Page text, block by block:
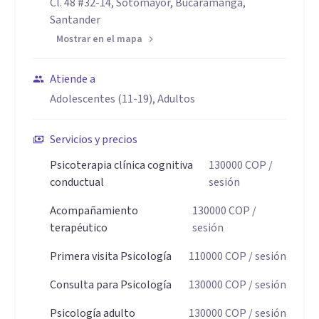
Santander
Mostrar en el mapa
Atiende a
Adolescentes (11-19), Adultos
Servicios y precios
Psicoterapia clínica cognitiva
conductual
130000COP /
sesión
Acompañamiento
terapéutico
130000COP /
sesión
Primera visita Psicología
110000COP / sesión
Consulta para Psicología
130000COP / sesión
Psicología adulto
130000COP / sesión